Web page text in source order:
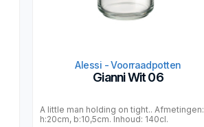
Alessi - Voorraadpotten
Gianni Wit 06
A little man holding on tight.. Afmetingen:
h:20cm, b:10,5cm. Inhoud: 140cl.